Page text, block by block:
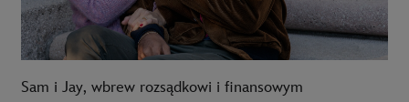
Sam i Jay, wbrew rozsądkowi i finansowym